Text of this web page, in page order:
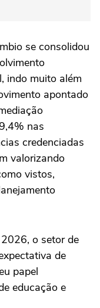
se consolidou
indo muito além
apontado
nas
credenciadas
valorizando
vistos,
o setor de
de
papel
educação e